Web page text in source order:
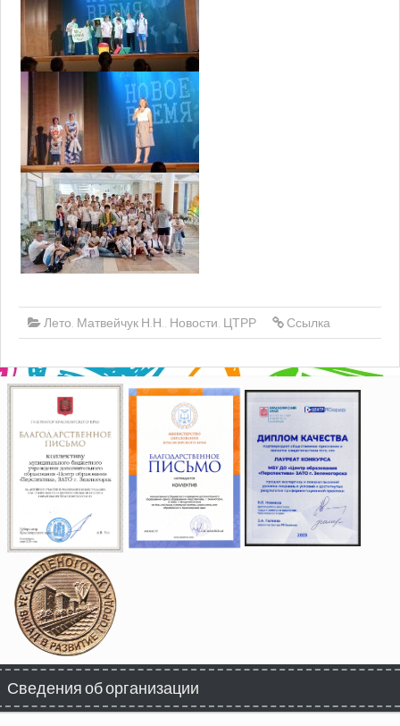
Лето Матвейчук Н.Н. Новости ЦТРР Ссылка
Сведения об организации